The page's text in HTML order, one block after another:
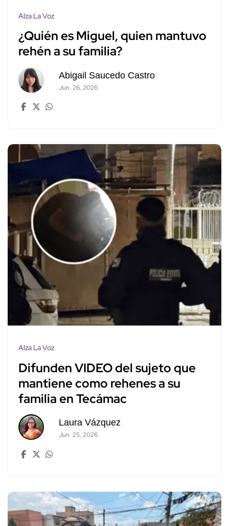
Alza La Voz
¿Quién es Miguel, quien mantuvo
rehén a su familia?
Abigail Saucedo Castro
Jun. 26, 2026
Alza La Voz
Difunden VIDEO del sujeto que
mantiene como rehenes a su
familia en Tecámac
Laura Vázquez
Jun. 25, 2026